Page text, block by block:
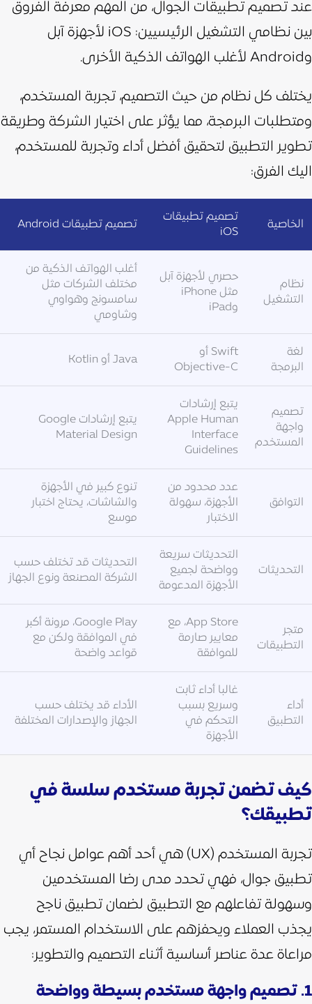
عند تصميم تطبيقات الجوال، من المهم معرفة الفروق
بين نظامي التشغيل الرئيسيين: iOS لأجهزة آبل
وAndroid لأغلب الهواتف الذكية الأخرى.
يختلف كل نظام من حيث التصميم، تجربة المستخدم،
ومتطلبات البرمجة، مما يؤثر على اختيار الشركة وطريقة
تطوير التطبيق لتحقيق أفضل أداء وتجربة للمستخدم،
اليك الفرق:
الخاصية
تصميم تطبيقات
iOS
تصميم تطبيقات Android
نظام
التشغيل
حصري لأجهزة آبل
مثل iPhone
وiPad
أغلب الهواتف الذكية من
مختلف الشركات مثل
سامسونج وهواوي
وشاومي
لغة
البرمجة
Swift أو
Objective-C
Java أو Kotlin
تصميم
واجهة
المستخدم
يتبع إرشادات
Apple Human
Interface
Guidelines
يتبع إرشادات Google
Material Design
التوافق
عدد محدود من
الأجهزة، سهولة
الاختبار
تنوع كبير في الأجهزة
والشاشات، يحتاج اختبار
موسع
التحديثات
التحديثات سريعة
وواضحة لجميع
الأجهزة المدعومة
التحديثات قد تختلف حسب
الشركة المصنعة ونوع الجهاز
متجر
التطبيقات
App Store، مع
معايير صارمة
للموافقة
Google Play، مرونة أكبر
في الموافقة ولكن مع
قواعد واضحة
أداء
التطبيق
غالبا أداء ثابت
وسريع بسبب
التحكم في
الأجهزة
الأداء قد يختلف حسب
الجهاز والإصدارات المختلفة
كيف تضمن تجربة مستخدم سلسة في
تطبيقك؟
تجربة المستخدم (UX) هي أحد أهم عوامل نجاح أي
تطبيق جوال، فهي تحدد مدى رضا المستخدمين
وسهولة تفاعلهم مع التطبيق لضمان تطبيق ناجح
يجذب العملاء ويحفزهم على الاستخدام المستمر، يجب
مراعاة عدة عناصر أساسية أثناء التصميم والتطوير:
1. تصميم واجهة مستخدم بسيطة وواضحة